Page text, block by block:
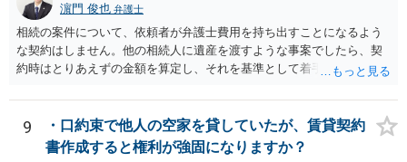
濵門 俊也 弁護士
相続の案件について、依頼者が弁護士費用を持ち出すことになるよう
な契約はしません。他の相続人に遺産を渡すような事案でしたら、契
約時はとりあえずの金額を算定し、それを基準として着手金を設定
あり得ます。 今後の見通しを言わないで契約はできないです。依頼者
が納得できる説明を受けるべきです。
9
・口約束で他人の空家を貸していたが、賃貸契約
書作成すると権利が強固になりますか？